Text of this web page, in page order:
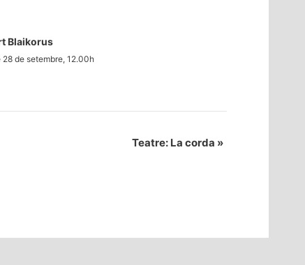
Blaikorus
28 de setembre, 12.00h
Teatre: La corda »